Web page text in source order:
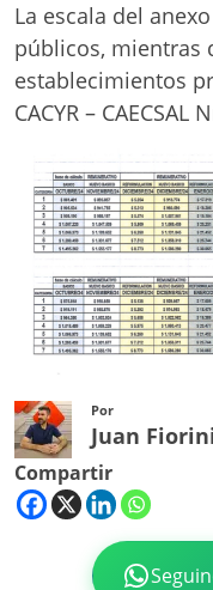
La escala del
públicos, mientras
establecimientos
CACYR – CAECSAL
Por
Juan
Compartir